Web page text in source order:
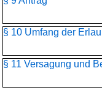
§ 10 Umfang der
§ 11 Versagung und